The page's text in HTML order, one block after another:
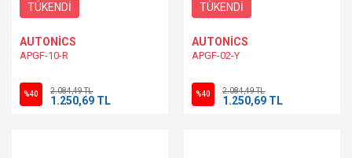
TÜKENDİ
AUTONİCS
APGF-10-R
%40 2.084,49 TL
1.250,69 TL
TÜKENDİ
AUTONİCS
APGF-02-Y
%40 2.084,49 TL
1.250,69 TL